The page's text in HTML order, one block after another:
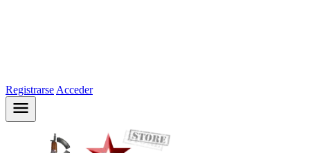
Registrarse Acceder